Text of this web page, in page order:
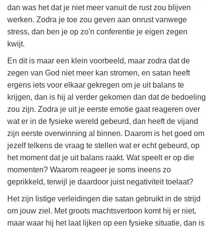
dan was het dat je niet meer vanuit de rust zou blijven
werken. Zodra je toe zou geven aan onrust vanwege
stress, dan ben je op zo'n conferentie je eigen zegen
kwijt.
En dit is maar een klein voorbeeld, maar zodra dat de
zegen van God niet meer kan stromen, en satan heeft
ergens iets voor elkaar gekregen om je uit balans te
krijgen, dan is hij al verder gekomen dan dat de bedoeling
zou zijn. Zodra je uit je eerste emotie gaat reageren over
wat er in de fysieke wereld gebeurd, dan heeft de vijand
zijn eerste overwinning al binnen. Daarom is het goed om
jezelf telkens de vraag te stellen wat er echt gebeurd, op
het moment dat je uit balans raakt. Wat speelt er op die
momenten? Waarom reageer je soms ineens zo
geprikkeld, terwijl je daardoor juist negativiteit toelaat?
Het zijn listige verleidingen die satan gebruikt in de strijd
om jouw ziel. Met groots machtsvertoon komt hij er niet,
maar waar hij het laat lijken op een fysieke situatie, dan is